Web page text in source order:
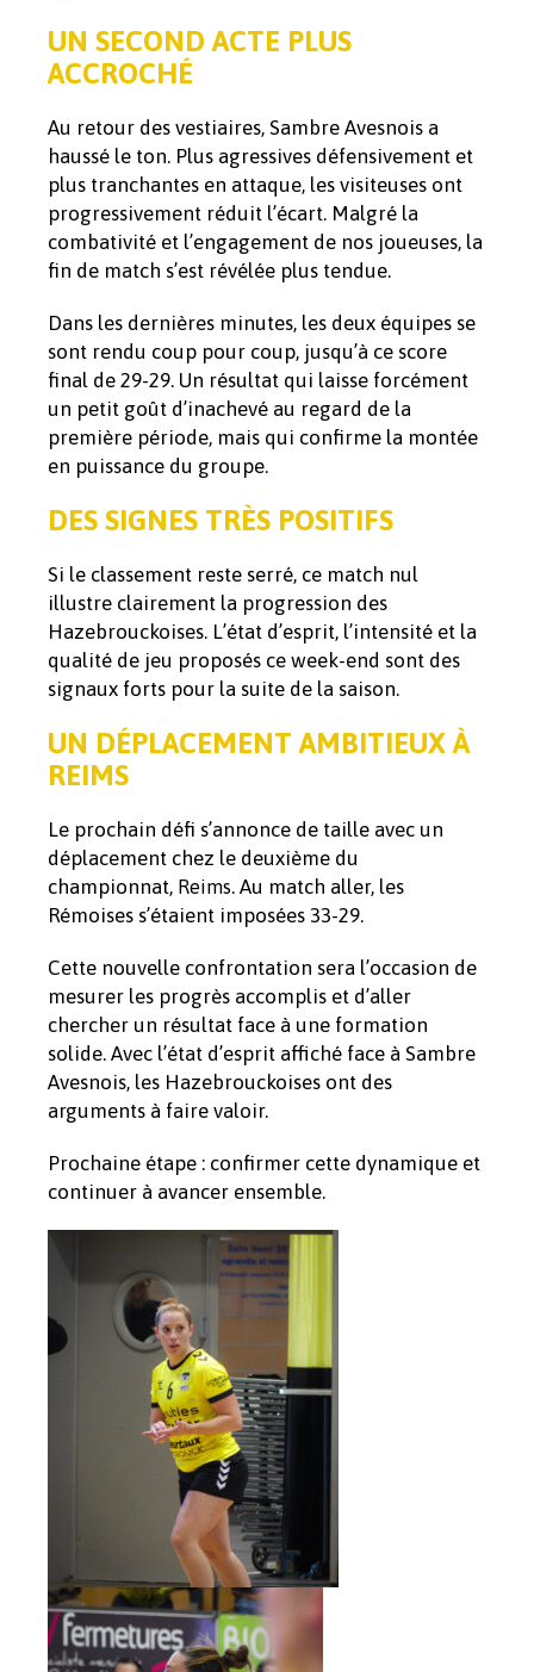
UN SECOND ACTE PLUS
ACCROCHÉ
Au retour des vestiaires, Sambre Avesnois a
haussé le ton. Plus agressives défensivement et
plus tranchantes en attaque, les visiteuses ont
progressivement réduit l’écart. Malgré la
combativité et l’engagement de nos joueuses, la
fin de match s’est révélée plus tendue.
Dans les dernières minutes, les deux équipes se
sont rendu coup pour coup, jusqu’à ce score
final de 29-29. Un résultat qui laisse forcément
un petit goût d’inachevé au regard de la
première période, mais qui confirme la montée
en puissance du groupe.
DES SIGNES TRÈS POSITIFS
Si le classement reste serré, ce match nul
illustre clairement la progression des
Hazebrouckoises. L’état d’esprit, l’intensité et la
qualité de jeu proposés ce week-end sont des
signaux forts pour la suite de la saison.
UN DÉPLACEMENT AMBITIEUX À
REIMS
Le prochain défi s’annonce de taille avec un
déplacement chez le deuxième du
championnat, Reims. Au match aller, les
Rémoises s’étaient imposées 33-29.
Cette nouvelle confrontation sera l’occasion de
mesurer les progrès accomplis et d’aller
chercher un résultat face à une formation
solide. Avec l’état d’esprit affiché face à Sambre
Avesnois, les Hazebrouckoises ont des
arguments à faire valoir.
Prochaine étape : confirmer cette dynamique et
continuer à avancer ensemble.